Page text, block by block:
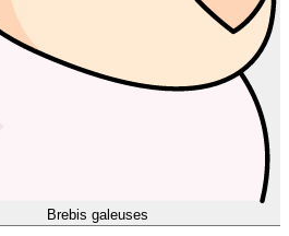
Brebis galeuses